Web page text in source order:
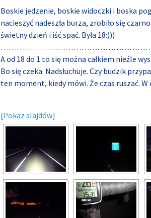
Boskie jedzenie, boskie widoczki i boska
nacieszyć nadeszła burza, zrobiło się
świetny dzień i iść spać. Była 18:)))
A od 18 do 1 to się można całkiem nieźle
Bo się czeka. Nadsłuchuje. Czy budzik
ten moment, kiedy mówi. Że czas ruszać. W
[Pokaz slajdów]